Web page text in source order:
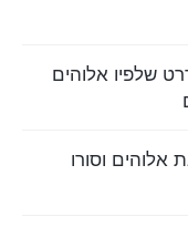
שלפיו אלוהים
אלוהים וסורו